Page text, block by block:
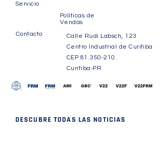
Servicio
Políticas de
Vendas
Contacto
Calle Rudi Labsch, 123
Centro Industrial de Curitiba
CEP 81.350-210 .
Curitiba-PR
DESCUBRE TODAS LAS NOTICIAS